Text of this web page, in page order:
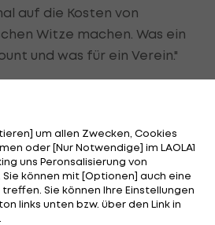
auf die Kosten von
Witze machen. Was ein
und was für ein Verein."
& ein dickes/fettes Sorry
Jeder macht mal
muss man (...)."
Posting:
um allen Zwecken, Cookies
oder [Nur Notwendige] im LAOLA1
uns Peronsalisierung von
können mit [Optionen] auch eine
Sie können Ihre Einstellungen
links unten bzw. über den Link in